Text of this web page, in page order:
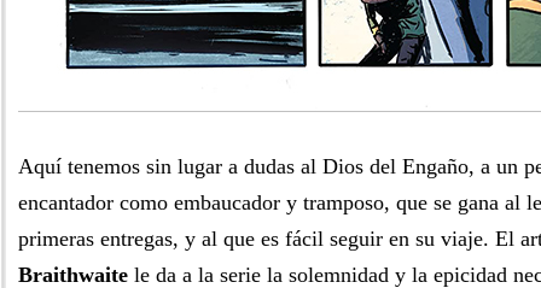
Aquí tenemos sin lugar a dudas al Dios del Engaño, a un
encantador como embaucador y tramposo, que se gana al
primeras entregas, y al que es fácil seguir en su viaje. El
Braithwaite le da a la serie la solemnidad y la epicidad